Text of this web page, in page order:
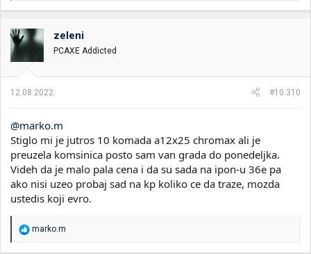
o
v
n
:
zeleni
PCAXE Addicted
12.08.2022. #10.310
@marko.m
Stiglo mi je jutros 10 komada a12x25 chromax ali je
preuzela komsinica posto sam van grada do ponedeljka.
Videh da je malo pala cena i da su sada na ipon-u 36e pa
ako nisi uzeo probaj sad na kp koliko ce da traze, mozda
ustedis koji evro.
R
a
marko.m